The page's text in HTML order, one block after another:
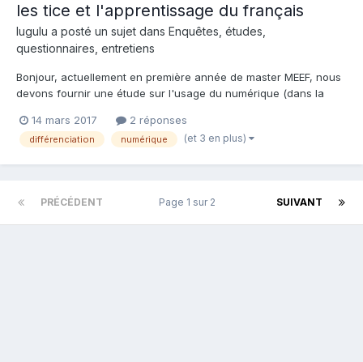
les tice et l'apprentissage du français
lugulu a posté un sujet dans Enquêtes, études,
questionnaires, entretiens
Bonjour, actuellement en première année de master MEEF, nous
devons fournir une étude sur l'usage du numérique (dans la
différenciation en français. De ce fait, nous aimerions l'avis de
professionnels en poste concernant plu...
14 mars 2017 2 réponses
différenciation numérique (et 3 en plus)
PRÉCÉDENT SUIVANT
Page 1 sur 2